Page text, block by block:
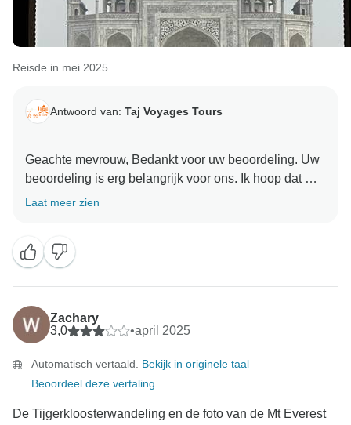
Reisde in mei 2025
Antwoord van: Taj Voyages Tours
Geachte mevrouw, Bedankt voor uw beoordeling. Uw
beoordeling is erg belangrijk voor ons. Ik hoop dat we
aanbevelingen krijgen. Hartelijk dank dat u voor ons
Laat meer zien
Zachary
3,0
•april 2025
Automatisch vertaald. Bekijk in originele taal
Beoordeel deze vertaling
De Tijgerkloosterwandeling en de foto van de Mt Everest